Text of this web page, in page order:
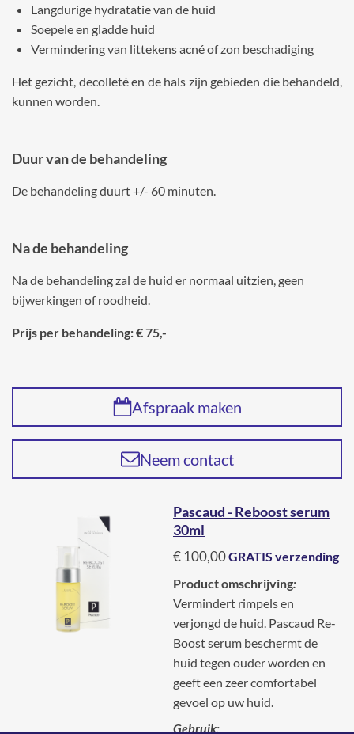
Langdurige hydratatie van de huid
Soepele en gladde huid
Vermindering van littekens acné of zon beschadiging
Het gezicht, decolleté en de hals zijn gebieden die behandeld,
kunnen worden.
Duur van de behandeling
De behandeling duurt +/- 60 minuten.
Na de behandeling
Na de behandeling zal de huid er normaal uitzien, geen
bijwerkingen of roodheid.
Prijs per behandeling: € 75,-
Afspraak maken
Neem contact
Pascaud - Reboost serum
30ml
€ 100,00GRATIS verzending
Product omschrijving:
Vermindert rimpels en
verjongd de huid. Pascaud Re-
Boost serum beschermt de
huid tegen ouder worden en
geeft een zeer comfortabel
gevoel op uw huid.
Gebruik: